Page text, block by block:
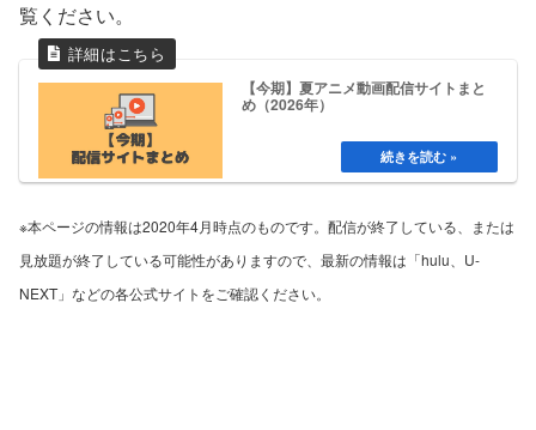
覧ください。
【今期】夏アニメ動画配信サイトまと
め（2026年）
※本ページの情報は2020年4月時点のものです。配信が終了している、または
見放題が終了している可能性がありますので、最新の情報は「hulu、U-
NEXT」などの各公式サイトをご確認ください。